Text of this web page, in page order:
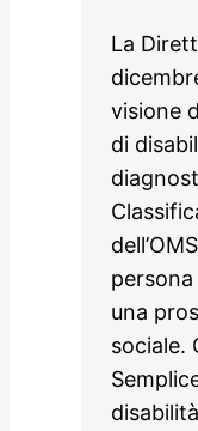
La
visione
di
una
sociale.